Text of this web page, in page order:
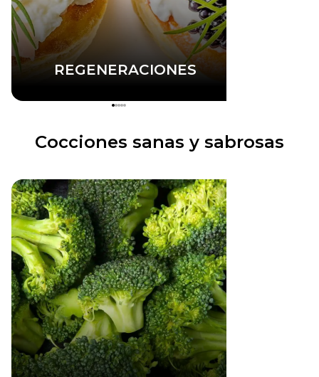
REGENERACIONES
Cocciones sanas y sabrosas